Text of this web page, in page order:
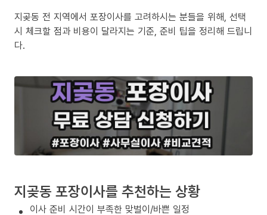
지곶동 전 지역에서 포장이사를 고려하시는 분들을 위해, 선택
시 체크할 점과 비용이 달라지는 기준, 준비 팁을 정리해 드립니
다.
지곶동 포장이사를 추천하는 상황
이사 준비 시간이 부족한 맞벌이/바쁜 일정